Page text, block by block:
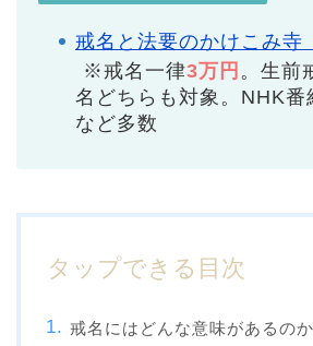
戒名と法要のかけこみ寺
※戒名一律3万円 。生前
名どちらも対象。NHK番
など多数
タップできる目次
戒名にはどんな意味があるのか